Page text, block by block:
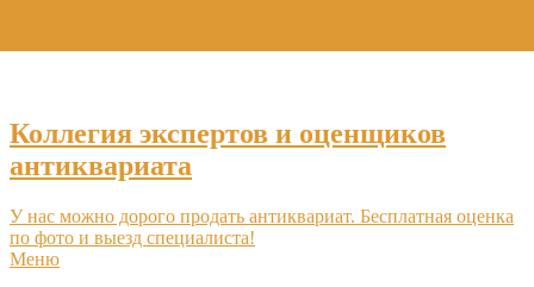
Коллегия экспертов и оценщиков
антиквариата
У нас можно дорого продать антиквариат. Бесплатная оценка
по фото и выезд специалиста!
Меню